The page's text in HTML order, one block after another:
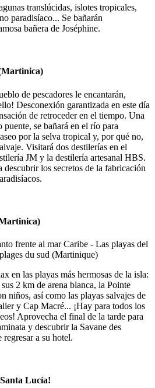
translúcidas, islotes tropicales,
paradisíaco... Se bañarán
bañera de Joséphine.
de pescadores le encantarán,
Desconexión garantizada en este día
de retroceder en el tiempo. Una
puente, se bañará en el río para
por la selva tropical y, por qué no,
Visitará dos destilerías en el
JM y la destilería artesanal HBS.
descubrir los secretos de la fabricación
en las playas más hermosas de la isla:
2 km de arena blanca, la Pointe
niños, así como las playas salvajes de
y Cap Macré... ¡Hay para todos los
Aprovecha el final de la tarde para
y descubrir la Savane des
a su hotel.
Lucía!